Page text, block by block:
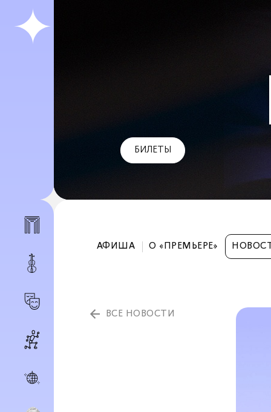
БИЛЕТЫ
АФИША О «ПРЕМЬЕРЕ»
ВСЕ НОВОСТИ